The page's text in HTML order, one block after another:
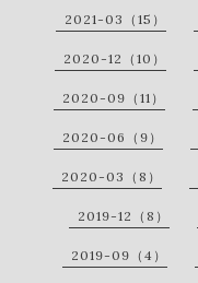
2021-03（15）
2020-12（10）
2020-09（11）
2020-06（9）
2020-03（8）
2019-12（8）
2019-09（4）